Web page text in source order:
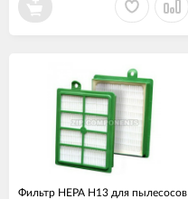
Фильтр HEPA H13 для пылесосов